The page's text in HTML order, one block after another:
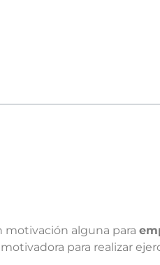
motivación alguna para
para realizar